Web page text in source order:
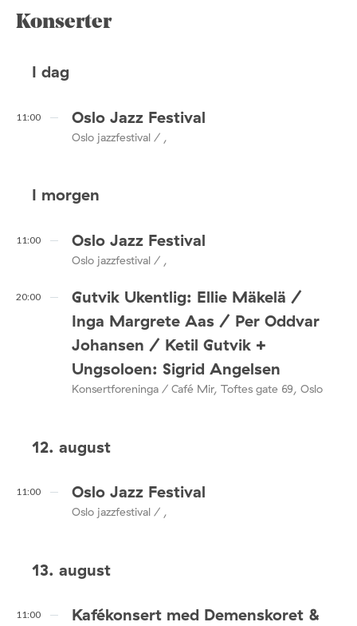
Konserter
I dag
11:00 Oslo Jazz Festival
Oslo jazzfestival / ,
I morgen
11:00 Oslo Jazz Festival
Oslo jazzfestival / ,
20:00
Gutvik Ukentlig: Ellie Mäkelä /
Inga Margrete Aas / Per Oddvar
Johansen / Ketil Gutvik +
Ungsoloen: Sigrid Angelsen
Konsertforeninga / Café Mir, Toftes gate 69, Oslo
12. august
11:00 Oslo Jazz Festival
Oslo jazzfestival / ,
13. august
11:00
Kafékonsert med Demenskoret &